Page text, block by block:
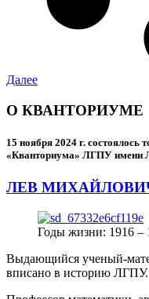
Далее
О КВАНТОРИУМЕ
15 ноября 2024 г. состоялось
«Кванториума» ЛГПУ имени
ЛЕВ
Годы жизни: 1916 –
Выдающийся ученый-
вписано в историю ЛГПУ.